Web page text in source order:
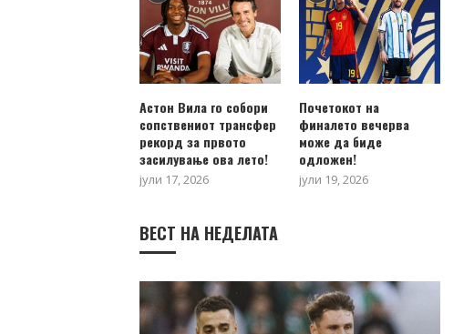
Астон Вила го собори
сопствениот трансфер
рекорд за првото
засилување ова лето!
јули 17, 2026
Почетокот на
финалето вечерва
може да биде
одложен!
јули 19, 2026
ВЕСТ НА НЕДЕЛАТА